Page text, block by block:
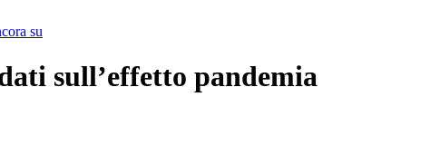
su
sull’effetto pandemia